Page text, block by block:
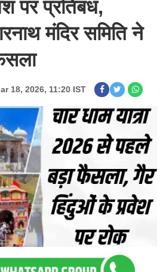
पर प्रतिबंध,
मंदिर समिति ने
18, 2026, 11:20 IST